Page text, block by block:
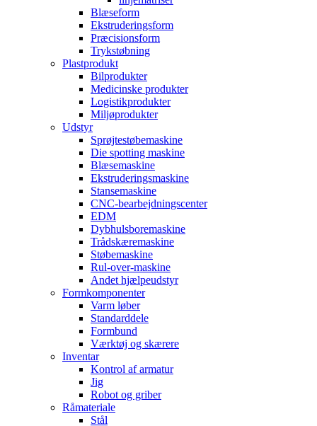
Blæseform
Ekstruderingsform
Præcisionsform
Trykstøbning
Plastprodukt
Bilprodukter
Medicinske produkter
Logistikprodukter
Miljøprodukter
Udstyr
Sprøjtestøbemaskine
Die spotting maskine
Blæsemaskine
Ekstruderingsmaskine
Stansemaskine
CNC-bearbejdningscenter
EDM
Dybhulsboremaskine
Trådskæremaskine
Støbemaskine
Rul-over-maskine
Andet hjælpeudstyr
Formkomponenter
Varm løber
Standarddele
Formbund
Værktøj og skærere
Inventar
Kontrol af armatur
Jig
Robot og griber
Råmateriale
Stål